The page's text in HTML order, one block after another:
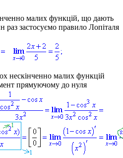
малих функцій, що дають
раз застосуємо правило Лопіталя
нескінченно малих функцій
прямуючому до нуля